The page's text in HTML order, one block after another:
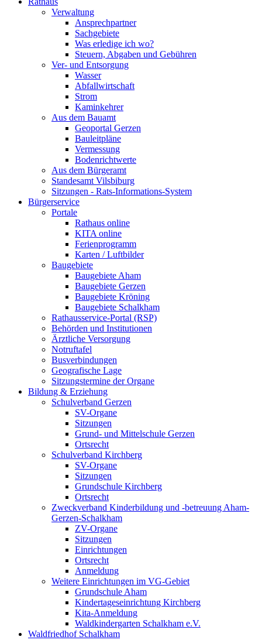
Verwaltung
Ansprechpartner
Sachgebiete
Was erledige ich wo?
Steuern, Abgaben und Gebühren
Ver- und Entsorgung
Wasser
Abfallwirtschaft
Strom
Kaminkehrer
Aus dem Bauamt
Geoportal Gerzen
Bauleitpläne
Vermessung
Bodenrichtwerte
Aus dem Bürgeramt
Standesamt Vilsbiburg
Sitzungen - Rats-Informations-System
Bürgerservice
Portale
Rathaus online
KITA online
Ferienprogramm
Karten / Luftbilder
Baugebiete
Baugebiete Aham
Baugebiete Gerzen
Baugebiete Kröning
Baugebiete Schalkham
Rathausservice-Portal (RSP)
Behörden und Institutionen
Ärztliche Versorgung
Notruftafel
Busverbindungen
Geografische Lage
Sitzungstermine der Organe
Bildung & Erziehung
Schulverband Gerzen
SV-Organe
Sitzungen
Grund- und Mittelschule Gerzen
Ortsrecht
Schulverband Kirchberg
SV-Organe
Sitzungen
Grundschule Kirchberg
Ortsrecht
Zweckverband Kinderbildung und -betreuung Aham-
Gerzen-Schalkham
ZV-Organe
Sitzungen
Einrichtungen
Ortsrecht
Anmeldung
Weitere Einrichtungen im VG-Gebiet
Grundschule Aham
Kindertageseinrichtung Kirchberg
Kita-Anmeldung
Waldkindergarten Schalkham e.V.
Waldfriedhof Schalkham